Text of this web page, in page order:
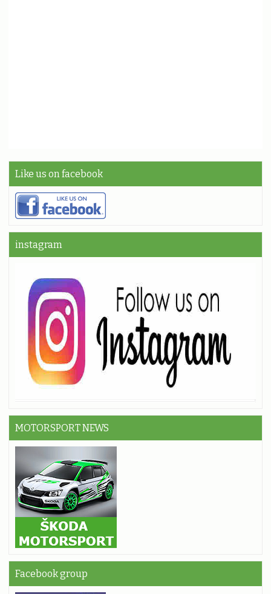
Like us on facebook
instagram
MOTORSPORT NEWS
Facebook group